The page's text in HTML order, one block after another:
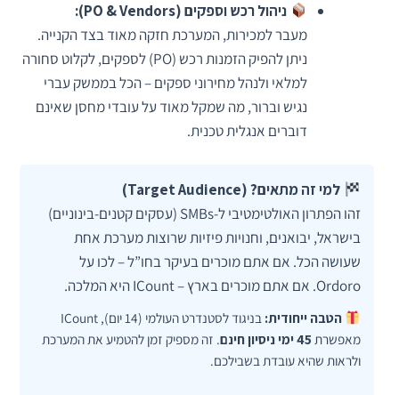
ניהול רכש וספקים (PO & Vendors):
מעבר למכירות, המערכת חזקה מאוד בצד הקנייה.
ניתן להפיק הזמנות רכש (PO) לספקים, לקלוט סחורה
למלאי ולנהל מחירוני ספקים – הכל בממשק עברי
נגיש וברור, מה שמקל מאוד על עובדי מחסן שאינם
דוברים אנגלית טכנית.
למי זה מתאים? (Target Audience)
זהו הפתרון האולטימטיבי ל-SMBs (עסקים קטנים-בינוניים)
בישראל, יבואנים, וחנויות פיזיות שרוצות מערכת אחת
שעושה הכל. אם אתם מוכרים בעיקר בחו”ל – לכו על
Ordoro. אם אתם מוכרים בארץ – ICount היא המלכה.
הטבה ייחודית:
בניגוד לסטנדרט העולמי (14 יום), ICount
מאפשרת 45 ימי ניסיון חינם
. זה מספיק זמן להטמיע את המערכת
ולראות שהיא עובדת בשבילכם.